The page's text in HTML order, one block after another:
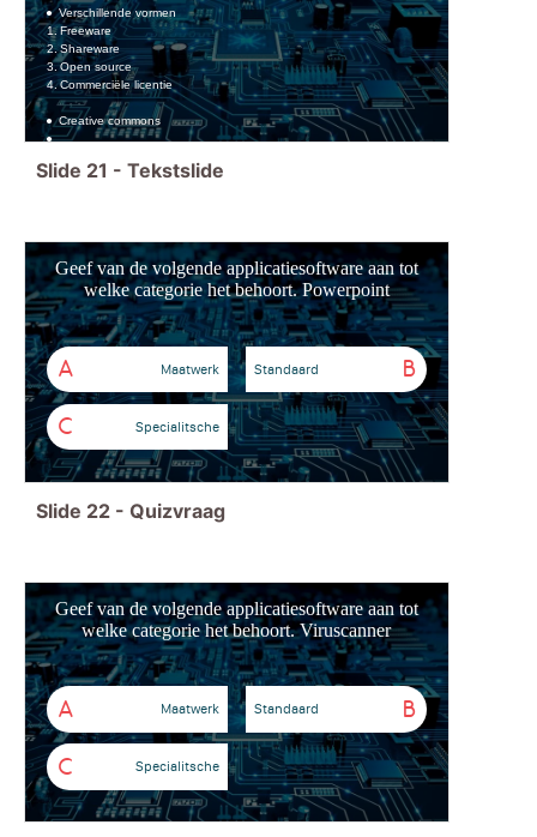
Verschillende vormen
Freeware
Shareware
Open source
Commerciële licentie
Creative commons
Slide 21 - Tekstslide
Geef van de volgende applicatiesoftware aan tot
welke categorie het behoort. Powerpoint
A Maatwerk B
Standaard
C Specialitsche
Slide 22 - Quizvraag
Geef van de volgende applicatiesoftware aan tot
welke categorie het behoort. Viruscanner
A Maatwerk B
Standaard
C Specialitsche